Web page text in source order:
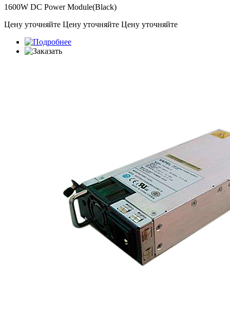
1600W DC Power Module(Black)
Цену уточняйте Цену уточняйте Цену уточняйте